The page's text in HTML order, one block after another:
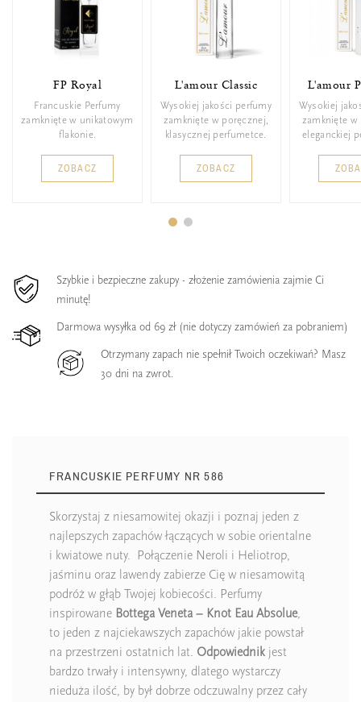
FP Royal
Francuskie Perfumy
zamknięte w unikatowym
flakonie.
ZOBACZ
L'amour Classic
Wysokiej jakości perfumy
zamknięte w poręcznej,
klasycznej perfumetce.
ZOBACZ
L'amour
Wysokiej
zamknięte w
eleganckiej
Szybkie i bezpieczne zakupy - złożenie zamówienia zajmie Ci
minutę!
Darmowa wysyłka od 69 zł (nie dotyczy zamówień za pobraniem)
Otrzymany zapach nie spełnił Twoich oczekiwań? Masz
30 dni na zwrot.
FRANCUSKIE PERFUMY NR 586
Skorzystaj z niesamowitej okazji i poznaj jeden z
najlepszych zapachów łączących w sobie orientalne
i kwiatowe nuty. Połączenie Neroli i Heliotrop,
jaśminu oraz lawendy zabierze Cię w niesamowitą
podróż w głąb Twojej kobiecości. Perfumy
inspirowane Bottega Veneta – Knot Eau Absolue,
to jeden z najciekawszych zapachów jakie powstał
na przestrzeni ostatnich lat. Odpowiednik jest
bardzo trwały i intensywny, dlatego wystarczy
nieduża ilość, by był dobrze odczuwalny przez cały